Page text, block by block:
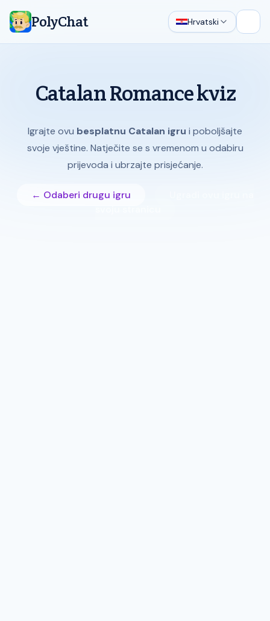
PolyChat Hrvatski
Catalan Romance kviz
Igrajte ovu besplatnu Catalan igru i poboljšajte
svoje vještine. Natječite se s vremenom u odabiru
prijevoda i ubrzajte prisjećanje.
← Odaberi drugu igru